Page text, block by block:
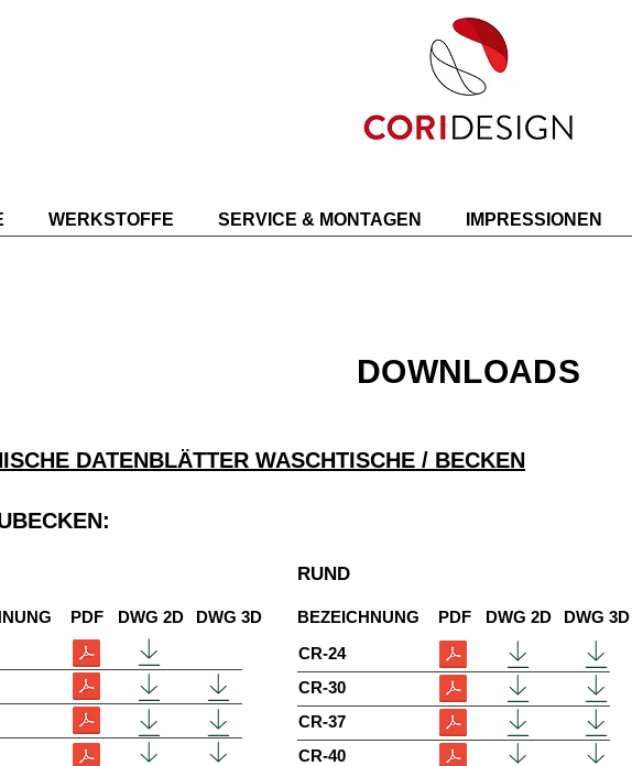
WERKSTOFFE SERVICE & MONTAGEN IMPRESSIONEN
DOWNLOADS
DATENBLÄTTER WASCHTISCHE / BECKEN
PDF DWG 2D
DWG 3D
RUND
BEZEICHNUNG PDF DWG 2D
DWG 3D
CR-24
CR-30
CR-37
CR-40